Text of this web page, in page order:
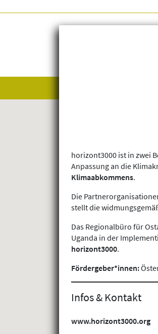
horizont3000 ist in zwei
Anpassung an die
Klimaabkommens.
Die
stellt die
Das Regionalbüro für
Uganda in der
horizont3000.
Fördergeber*innen:
Infos & Kontakt
www.horizont3000.org